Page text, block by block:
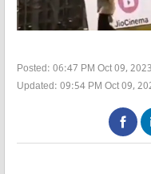
Posted: 06:47 PM Oct 09, 2023
Updated: 09:54 PM Oct 09,